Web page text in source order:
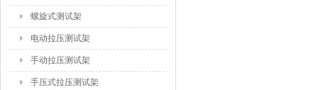
螺旋式测试架
电动拉压测试架
手动拉压测试架
手压式拉压测试架